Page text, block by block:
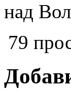
над
79